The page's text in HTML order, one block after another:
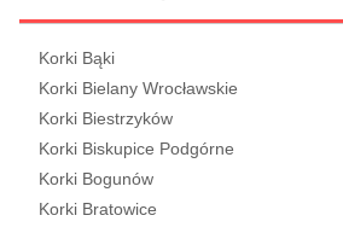
Korki Bąki
Korki Bielany Wrocławskie
Korki Biestrzyków
Korki Biskupice Podgórne
Korki Bogunów
Korki Bratowice